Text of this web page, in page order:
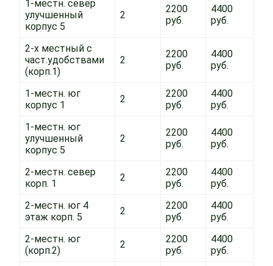
1-местн. север
улучшенный
корпус 5
2
2200
руб.
4400
руб.
2-х местный с
част.удобствами
(корп.1)
2
2200
руб.
4400
руб.
1-местн. юг
корпус 1
2
2200
руб.
4400
руб.
1-местн. юг
улучшенный
корпус 5
2
2200
руб.
4400
руб.
2-местн. север
корп. 1
2
2200
руб.
4400
руб.
2-местн. юг 4
этаж корп. 5
2
2200
руб.
4400
руб.
2-местн. юг
(корп.2)
2
2200
руб.
4400
руб.